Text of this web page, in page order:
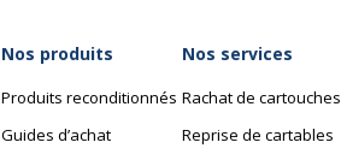
Nos produits
Produits reconditionnés
Guides d’achat
Nos services
Rachat de cartouches
Reprise de cartables